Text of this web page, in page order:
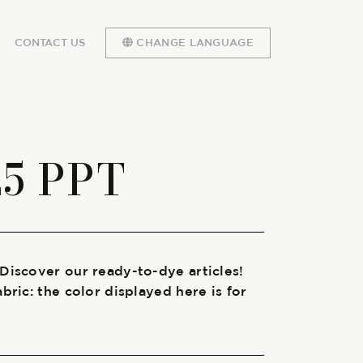
CONTACT US CHANGE LANGUAGE
PPT
our ready-to-dye articles!
the color displayed here is for